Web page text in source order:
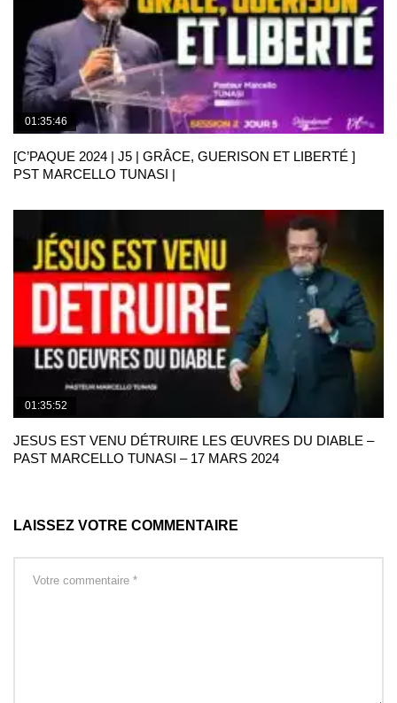
01:35:46
[C’PAQUE 2024 | J5 | GRÂCE, GUERISON ET LIBERTÉ ]
PST MARCELLO TUNASI |
01:35:52
JESUS EST VENU DÉTRUIRE LES ŒUVRES DU DIABLE –
PAST MARCELLO TUNASI – 17 MARS 2024
LAISSEZ VOTRE COMMENTAIRE